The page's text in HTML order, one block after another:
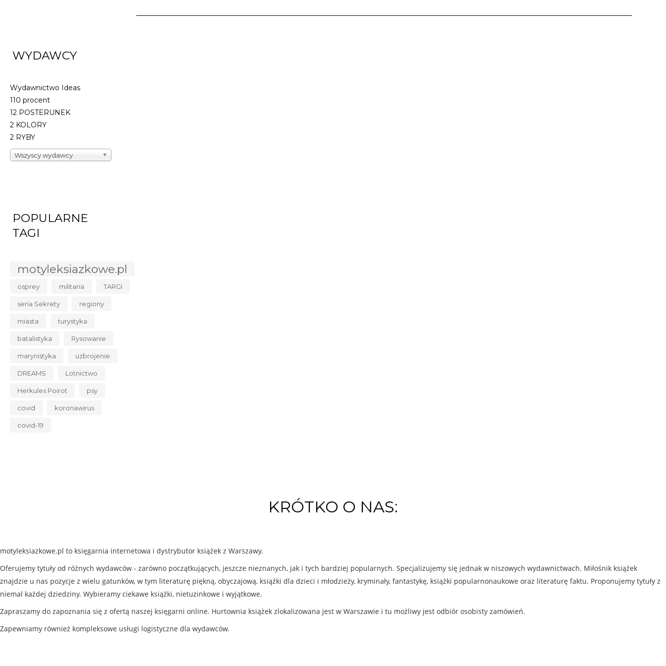
WYDAWCY
Wydawnictwo Ideas
110 procent
12 POSTERUNEK
2 KOLORY
2 RYBY
Wszyscy wydawcy
POPULARNE
TAGI
motyleksiazkowe.pl
osprey militaria TARGI
seria Sekrety regiony
miasta turystyka
batalistyka Rysowanie
marynistyka uzbrojenie
DREAMS Lotnictwo
Herkules Poirot psy
covid koronawirus
covid-19
KRÓTKO O NAS:
motyleksiazkowe.pl to księgarnia internetowa i dystrybutor książek z Warszawy.
Oferujemy tytuły od różnych wydawców - zarówno początkujących, jeszcze nieznanych, jak i tych bardziej popularnych. Specjalizujemy się jednak w niszowych wydawnictwach. Miłośnik książek
znajdzie u nas pozycje z wielu gatunków, w tym literaturę piękną, obyczajową, książki dla dzieci i młodzieży, kryminały, fantastykę, książki popularnonaukowe oraz literaturę faktu. Proponujemy tytuły z
niemal każdej dziedziny. Wybieramy ciekawe książki, nietuzinkowe i wyjątkowe.
Zapraszamy do zapoznania się z ofertą naszej księgarni online. Hurtownia książek zlokalizowana jest w Warszawie i tu możliwy jest odbiór osobisty zamówień.
Zapewniamy również kompleksowe usługi logistyczne dla wydawców.